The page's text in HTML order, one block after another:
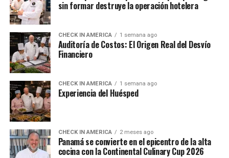
sin formar destruye la operación hotelera
CHECK IN AMERICA 1 semana ago
Auditoría de Costos: El Origen Real del Desvío
Financiero
CHECK IN AMERICA 1 semana ago
Experiencia del Huésped
CHECK IN AMERICA 2 meses ago
Panamá se convierte en el epicentro de la alta
cocina con la Continental Culinary Cup 2026